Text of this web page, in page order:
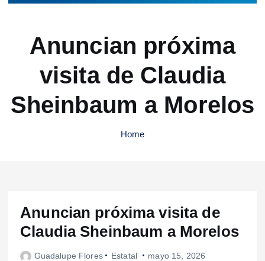
Anuncian próxima
visita de Claudia
Sheinbaum a Morelos
Home
Anuncian próxima visita de
Claudia Sheinbaum a Morelos
Guadalupe Flores Estatal mayo 15, 2026